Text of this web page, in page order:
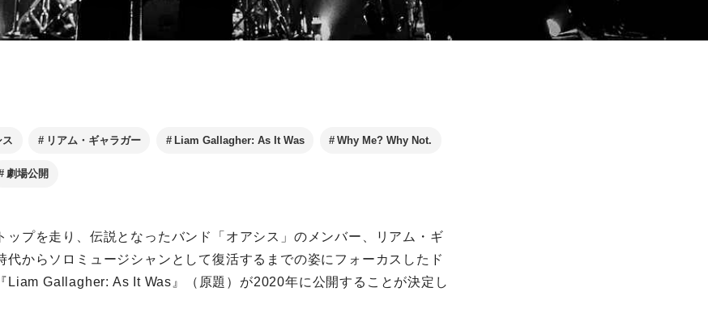
リアム・ギャラガー Liam Gallagher: As It Was Why Me? Why Not.
劇場公開
ップを走り、伝説となったバンド「オアシス」のメンバー、リアム・ギ
代からソロミュージシャンとして復活するまでの姿にフォーカスしたド
Liam Gallagher: As It Was』（原題）が2020年に公開することが決定し